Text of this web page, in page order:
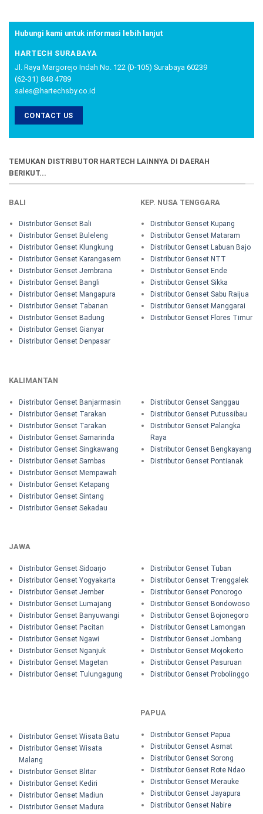
Hubungi kami untuk informasi lebih lanjut
HARTECH SURABAYA
Jl. Raya Margorejo Indah No. 122 (D-105) Surabaya 60239
(62-31) 848 4789
sales@hartechsby.co.id
CONTACT US
TEMUKAN DISTRIBUTOR HARTECH LAINNYA DI DAERAH
BERIKUT...
BALI
Distributor Genset Bali
Distributor Genset Buleleng
Distributor Genset Klungkung
Distributor Genset Karangasem
Distributor Genset Jembrana
Distributor Genset Bangli
Distributor Genset Mangapura
Distributor Genset Tabanan
Distributor Genset Badung
Distributor Genset Gianyar
Distributor Genset Denpasar
KEP. NUSA TENGGARA
Distributor Genset Kupang
Distributor Genset Mataram
Distributor Genset Labuan Bajo
Distributor Genset NTT
Distributor Genset Ende
Distributor Genset Sikka
Distributor Genset Sabu Raijua
Distributor Genset Manggarai
Distributor Genset Flores Timur
KALIMANTAN
Distributor Genset Banjarmasin
Distributor Genset Tarakan
Distributor Genset Tarakan
Distributor Genset Samarinda
Distributor Genset Singkawang
Distributor Genset Sambas
Distributor Genset Mempawah
Distributor Genset Ketapang
Distributor Genset Sintang
Distributor Genset Sekadau
Distributor Genset Sanggau
Distributor Genset Putussibau
Distributor Genset Palangka
Raya
Distributor Genset Bengkayang
Distributor Genset Pontianak
JAWA
Distributor Genset Sidoarjo
Distributor Genset Yogyakarta
Distributor Genset Jember
Distributor Genset Lumajang
Distributor Genset Banyuwangi
Distributor Genset Pacitan
Distributor Genset Ngawi
Distributor Genset Nganjuk
Distributor Genset Magetan
Distributor Genset Tulungagung
Distributor Genset Tuban
Distributor Genset Trenggalek
Distributor Genset Ponorogo
Distributor Genset Bondowoso
Distributor Genset Bojonegoro
Distributor Genset Lamongan
Distributor Genset Jombang
Distributor Genset Mojokerto
Distributor Genset Pasuruan
Distributor Genset Probolinggo
Distributor Genset Wisata Batu
Distributor Genset Wisata
Malang
Distributor Genset Blitar
Distributor Genset Kediri
Distributor Genset Madiun
Distributor Genset Madura
PAPUA
Distributor Genset Papua
Distributor Genset Asmat
Distributor Genset Sorong
Distributor Genset Rote Ndao
Distributor Genset Merauke
Distributor Genset Jayapura
Distributor Genset Nabire